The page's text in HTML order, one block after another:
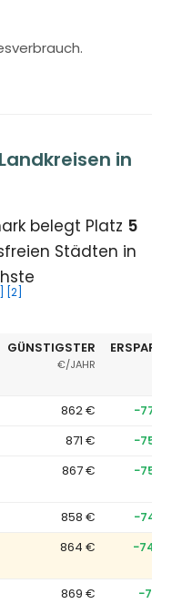
in
belegt Platz 5
Städten in
[2]
GÜNSTIGSTER
€/JAHR
862 €
−774
871 €
−759
867 € −756
858 €
−747
864 € −740
869 €
−731